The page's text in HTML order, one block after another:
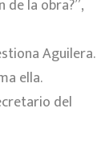
de la obra?”,
Aguilera.
ella.
del